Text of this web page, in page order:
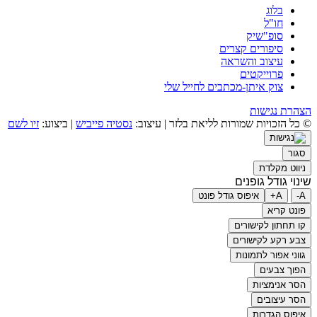
בלוג
חו"ל
סופ"שיק
סיפורים קצרים
עיצוב והשראה
פרוייקטים
צוק איתן-מכתבים לחייל שלי
הצהרת נגישות
© כל הזכויות שמורות לליאת בלזר | עיצוב: נסטיה פייביש | ביצוע: זיו לשם
סגור
ניווט מקלדת
שינוי גודל גופנים
A-
A+
איפוס גודל פונט
פונט קריא
קו תחתון לקישורים
צבע רקע לקישורים
גווני אפור לתמונות
הפוך צבעים
הסר אנימציות
הסר עיצובים
איפוס הגדרות